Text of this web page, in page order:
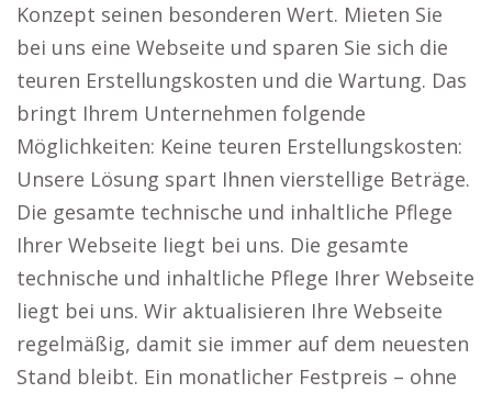
Konzept seinen besonderen Wert. Mieten Sie
bei uns eine Webseite und sparen Sie sich die
teuren Erstellungskosten und die Wartung. Das
bringt Ihrem Unternehmen folgende
Möglichkeiten: Keine teuren Erstellungskosten:
Unsere Lösung spart Ihnen vierstellige Beträge.
Die gesamte technische und inhaltliche Pflege
Ihrer Webseite liegt bei uns. Die gesamte
technische und inhaltliche Pflege Ihrer Webseite
liegt bei uns. Wir aktualisieren Ihre Webseite
regelmäßig, damit sie immer auf dem neuesten
Stand bleibt. Ein monatlicher Festpreis – ohne